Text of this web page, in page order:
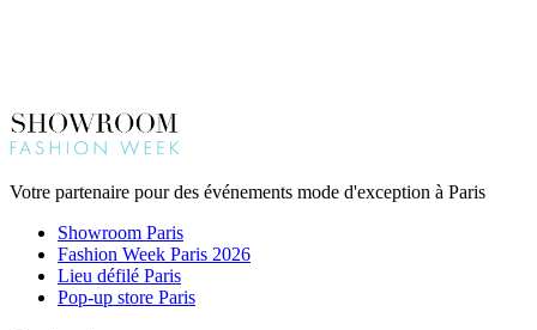
Votre partenaire pour des événements mode d'exception à Paris
Showroom Paris
Fashion Week Paris 2026
Lieu défilé Paris
Pop-up store Paris